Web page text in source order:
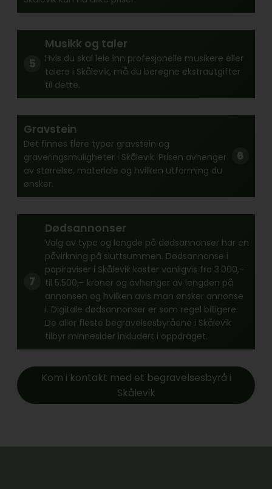
Musikk og taler
Hvis du skal leie inn profesjonelle musikere eller
talere i Skålevik, må du beregne ekstrautgifter
til dette.
Gravstein
Det finnes flere typer gravstein og
graveringsmuligheter i Skålevik. Prisen avhenger
av størrelse, materiale og hvilken utforming du
ønsker.
Dødsannonser
Valg av type og lengde på dødsannonser har en
påvirkning på sluttsummen. Dødsannonse i
papiraviser i Skålevik koster vanligvis fra 3.000,–
til 5.500,– kroner og avhenger av lengden på
annonsen og hvilken avis man ønsker annonse
i. Digitale dødsannonser er som regel billigere.
De aller fleste begravelsesbyråene i Skålevik
tilbyr minnesider inkludert i oppdraget.
Kom i kontakt med et begravelsesbyrå i
Skålevik